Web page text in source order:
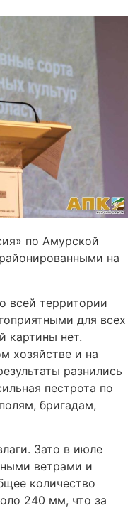
по Амурской
на
всей территории
для всех
картины нет.
хозяйстве и на
разнились
пестрота по
бригадам,
Зато в июле
ветрами и
количество
240 мм, что за